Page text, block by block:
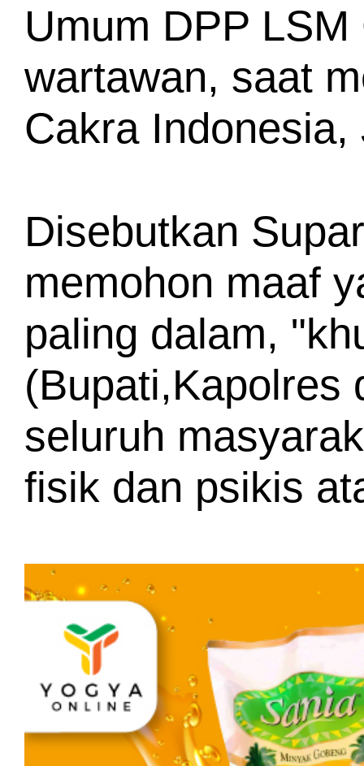
Umum DPP
wartawan, saat
Cakra
Disebutkan
memohon maaf
paling dalam,
(Bupati,Kapolres
seluruh
fisik dan psikis